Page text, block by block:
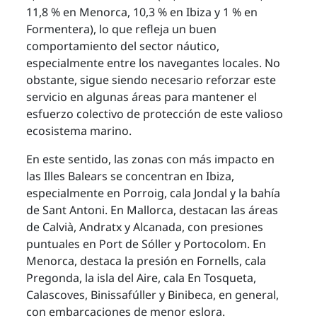
11,8 % en Menorca, 10,3 % en Ibiza y 1 % en
Formentera), lo que refleja un buen
comportamiento del sector náutico,
especialmente entre los navegantes locales. No
obstante, sigue siendo necesario reforzar este
servicio en algunas áreas para mantener el
esfuerzo colectivo de protección de este valioso
ecosistema marino.
En este sentido, las zonas con más impacto en
las Illes Balears se concentran en Ibiza,
especialmente en Porroig, cala Jondal y la bahía
de Sant Antoni. En Mallorca, destacan las áreas
de Calvià, Andratx y Alcanada, con presiones
puntuales en Port de Sóller y Portocolom. En
Menorca, destaca la presión en Fornells, cala
Pregonda, la isla del Aire, cala En Tosqueta,
Calascoves, Binissafúller y Binibeca, en general,
con embarcaciones de menor eslora.